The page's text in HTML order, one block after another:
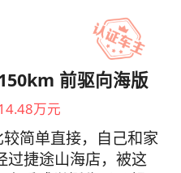
子造型比普通SUV更
野那么粗犷，四叶草
了野性美和都市感。
完全不像硬派越野，
致。12.3寸液晶仪表
畅。 3️⃣ 空间绝了！
排都宽敞，高个子坐
底盘调校很到位，上
前驱向海版
万元
简单直接，自己和家
过捷途山海店，被这